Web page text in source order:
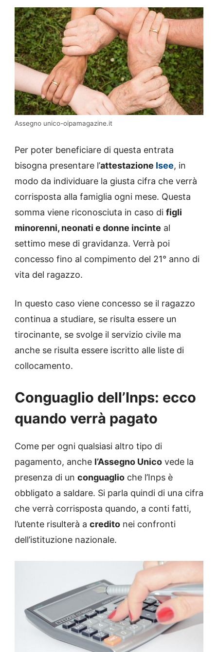
Assegno unico-oipamagazine.it
Per poter beneficiare di questa entrata
bisogna presentare l’attestazione Isee, in
modo da individuare la giusta cifra che verrà
corrisposta alla famiglia ogni mese. Questa
somma viene riconosciuta in caso di figli
minorenni, neonati e donne incinte al
settimo mese di gravidanza. Verrà poi
concesso fino al compimento del 21° anno di
vita del ragazzo.
In questo caso viene concesso se il ragazzo
continua a studiare, se risulta essere un
tirocinante, se svolge il servizio civile ma
anche se risulta essere iscritto alle liste di
collocamento.
Conguaglio dell’Inps: ecco
quando verrà pagato
Come per ogni qualsiasi altro tipo di
pagamento, anche l’Assegno Unico vede la
presenza di un conguaglio che l’Inps è
obbligato a saldare. Si parla quindi di una cifra
che verrà corrisposta quando, a conti fatti,
l’utente risulterà a credito nei confronti
dell’istituzione nazionale.